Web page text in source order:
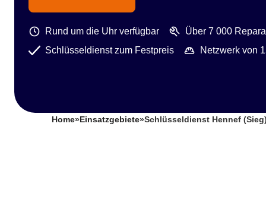
Rund um die Uhr verfügbar
Über 7 000
Schlüsseldienst zum Festpreis
Netzwerk von
Home» Einsatzgebiete»Schlüsseldienst Hennef